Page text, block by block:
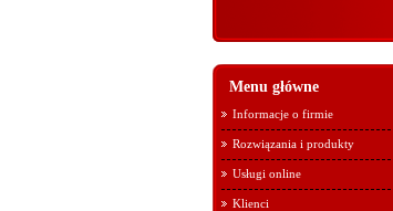
Menu główne
Informacje o firmie
Rozwiązania i produkty
Usługi online
Klienci